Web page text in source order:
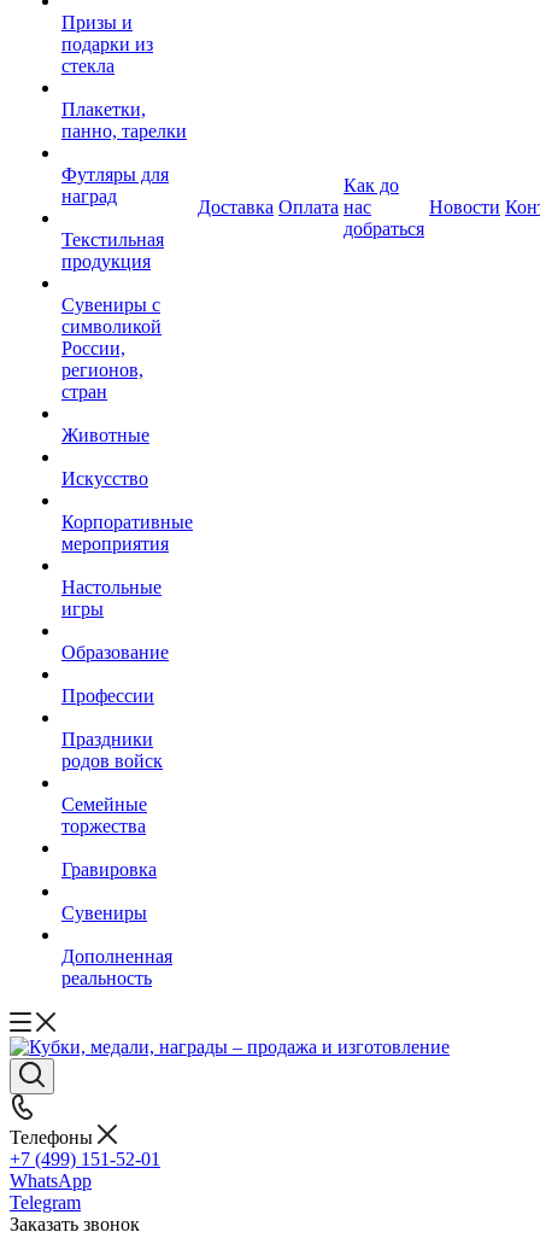
Призы и
подарки из
стекла
Плакетки,
панно, тарелки
Футляры для
наград
Текстильная
продукция
Сувениры с
символикой
России,
регионов,
стран
Животные
Искусство
Корпоративные
мероприятия
Настольные
игры
Образование
Профессии
Праздники
родов войск
Семейные
торжества
Гравировка
Сувениры
Дополненная
реальность
Доставка Оплата
Как до
нас
добраться
Новости
Телефоны
+7 (499) 151-52-01
WhatsApp
Telegram
Заказать звонок